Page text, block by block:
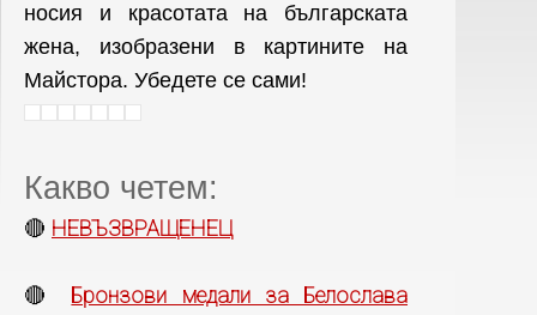
носия и красотата на българската
жена, изобразени в картините на
Майстора. Убедете се сами!
Какво четем:
🔴 НЕВЪЗВРАЩЕНЕЦ
🔴
Бронзови медали за Белослава